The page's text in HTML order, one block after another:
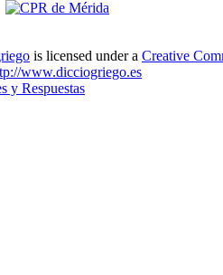
is licensed under a Creative
www.dicciogriego.es
y Respuestas